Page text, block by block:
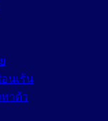
นเร้น
าตัว